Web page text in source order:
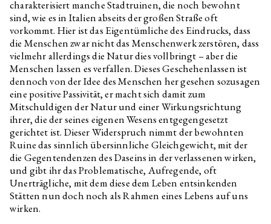
charakterisiert manche Stadtruinen, die noch bewohnt
sind, wie es in Italien abseits der großen Straße oft
vorkommt. Hier ist das Eigentümliche des Eindrucks, dass
die Menschen zwar nicht das Menschenwerk zerstören, dass
vielmehr allerdings die Natur dies vollbringt – aber die
Menschen lassen es verfallen. Dieses Geschehenlassen ist
dennoch von der Idee des Menschen her gesehen sozusagen
eine positive Passivität, er macht sich damit zum
Mitschuldigen der Natur und einer Wirkungsrichtung
ihrer, die der seines eigenen Wesens entgegengesetzt
gerichtet ist. Dieser Widerspruch nimmt der bewohnten
Ruine das sinnlich übersinnliche Gleichgewicht, mit der
die Gegentendenzen des Daseins in der verlassenen wirken,
und gibt ihr das Problematische, Aufregende, oft
Unerträgliche, mit dem diese dem Leben entsinkenden
Stätten nun doch noch als Rahmen eines Lebens auf uns
wirken.
Stanislav Kolíbal Olympia
Barbora Přidalová Purification II, 2020
Barbora Přidalová Purification I, 2020
Nadja Argyropoulou
Chaos: how to ruin a ‘ruin’ and
love a ‘ruin-in-love’, I think
Nadja Argyropoulou
(Introduction) Chaos: how to
ruin a ‘ruin’ and love a ‘ruin-in-
love’, I think